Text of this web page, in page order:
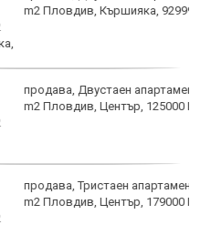
Пловдив, Кършияка, 92999 EUR
Двустаен апартамент, 45
Пловдив, Център, 125000 EUR
Тристаен апартамент, 91
Пловдив, Център, 179000 EUR